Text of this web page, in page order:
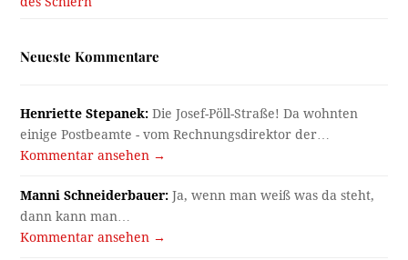
Neueste Kommentare
Henriette Stepanek: Die Josef-Pöll-Straße! Da wohnten
einige Postbeamte - vom Rechnungsdirektor der…
Kommentar ansehen →
Manni Schneiderbauer: Ja, wenn man weiß was da steht,
dann kann man…
Kommentar ansehen →